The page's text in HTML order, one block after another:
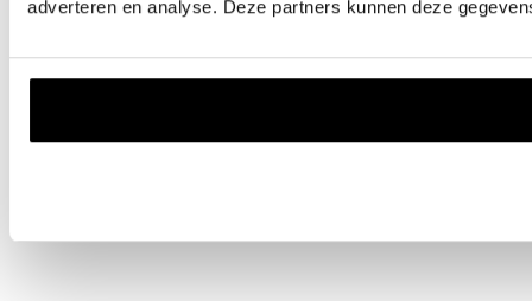
adverteren en analyse. Deze partners kunnen deze